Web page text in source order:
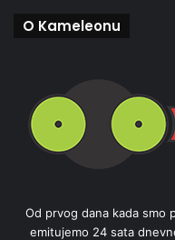
O Kameleonu
Od prvog dana kada smo
emitujemo 24 sata